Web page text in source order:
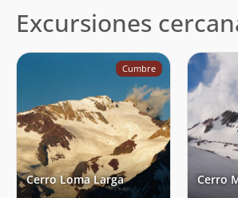
Excursiones
Cumbre
Cerro Loma Larga Cerro